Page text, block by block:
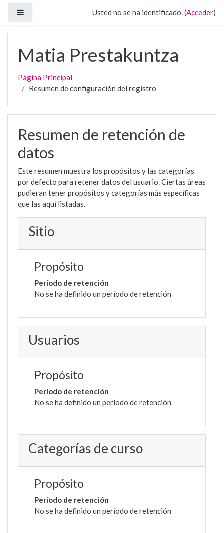
Usted no se ha identificado. (Acceder)
Matia Prestakuntza
Página Principal
Resumen de configuración del registro
Resumen de retención de
datos
Este resumen muestra los propósitos y las categorías
por defecto para retener datos del usuario. Ciertas áreas
pudieran tener propósitos y categorías más específicas
que las aquí listadas.
Sitio
Propósito
Período de retención
No se ha definido un período de retención
Usuarios
Propósito
Período de retención
No se ha definido un período de retención
Categorías de curso
Propósito
Período de retención
No se ha definido un período de retención